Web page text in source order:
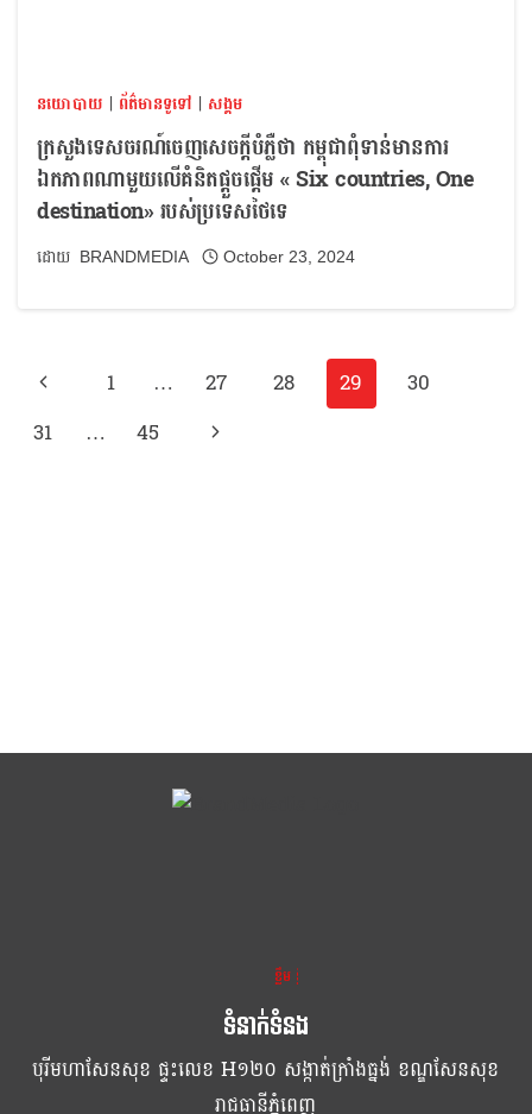
នយោបាយ | ព័ត៌មានទូទៅ | សង្គម
ក្រសួងទេសចរណ៍ចេញសេចក្តីបំភ្លឺថា កម្ពុជាពុំទាន់មានការ
ឯកភាពណាមួយលើគំនិតផ្តួចផ្តើម « Six countries, One
destination» របស់ប្រទេសថៃទេ
BRANDMEDIA October 23, 2024
1 … 27 28 29
30
31
… 45
ខ្លឹម ខ្លី រហ័ស
ទំនាក់ទំនង
បុរីមហាសែនសុខ ផ្ទះលេខ H១២០ សង្កាត់ក្រាំងធ្នង់ ខណ្ឌសែនសុខ
រាជធានីភ្នំពេញ